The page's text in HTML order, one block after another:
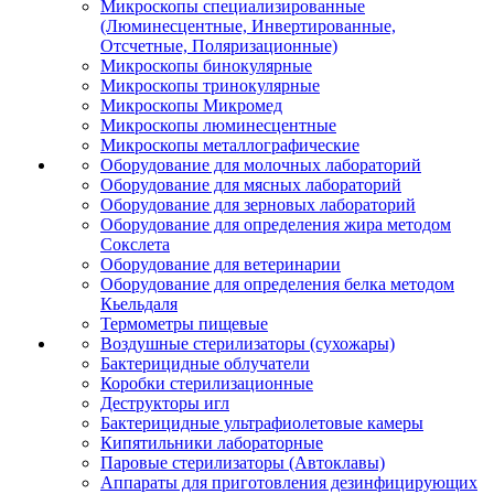
Микроскопы специализированные
(Люминесцентные, Инвертированные,
Отсчетные, Поляризационные)
Микроскопы бинокулярные
Микроскопы тринокулярные
Микроскопы Микромед
Микроскопы люминесцентные
Микроскопы металлографические
Оборудование для молочных лабораторий
Оборудование для мясных лабораторий
Оборудование для зерновых лабораторий
Оборудование для определения жира методом
Сокслета
Оборудование для ветеринарии
Оборудование для определения белка методом
Кьельдаля
Термометры пищевые
Воздушные стерилизаторы (сухожары)
Бактерицидные облучатели
Коробки стерилизационные
Деструкторы игл
Бактерицидные ультрафиолетовые камеры
Кипятильники лабораторные
Паровые стерилизаторы (Автоклавы)
Аппараты для приготовления дезинфицирующих